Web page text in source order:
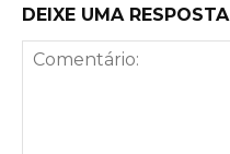
DEIXE UMA RESPOSTA